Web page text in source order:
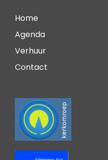
Home
Agenda
Verhuur
Contact